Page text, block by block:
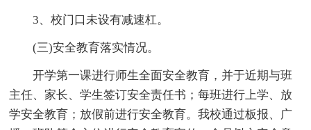
3、校门口未设有减速杠。
(三)安全教育落实情况。
开学第一课进行师生全面安全教育，并于近期与班
主任、家长、学生签订安全责任书；每班进行上学、放
学安全教育；放假前进行安全教育。我校通过板报、广